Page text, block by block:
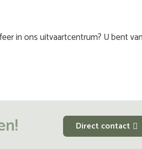
in ons uitvaartcentrum? U bent
Direct contact